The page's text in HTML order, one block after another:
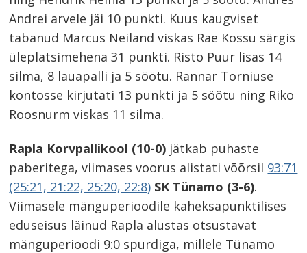
Andrei arvele jäi 10 punkti. Kuus kaugviset
tabanud Marcus Neiland viskas Rae Kossu särgis
üleplatsimehena 31 punkti. Risto Puur lisas 14
silma, 8 lauapalli ja 5 söötu. Rannar Torniuse
kontosse kirjutati 13 punkti ja 5 söötu ning Riko
Roosnurm viskas 11 silma.
Rapla Korvpallikool (10-0) jätkab puhaste
paberitega, viimases voorus alistati võõrsil 93:71
(25:21, 21:22, 25:20, 22:8) SK Tünamo (3-6).
Viimasele mänguperioodile kaheksapunktilises
eduseisus läinud Rapla alustas otsustavat
mänguperioodi 9:0 spurdiga, millele Tünamo